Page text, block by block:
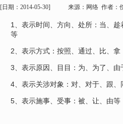
[日期： 2014-05-30] 来源： 网络 作者：
1、表示时间、方向、处所：当、
等
2、表示方式：按照、通过、比、
3、表示原因、目目：为、为了、由
4、表示关涉对象：对、对于、跟
5、表示施事、受事：被、让、由等